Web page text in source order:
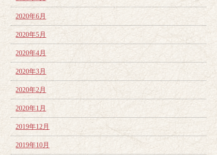
2020年6月
2020年5月
2020年4月
2020年3月
2020年2月
2020年1月
2019年12月
2019年10月